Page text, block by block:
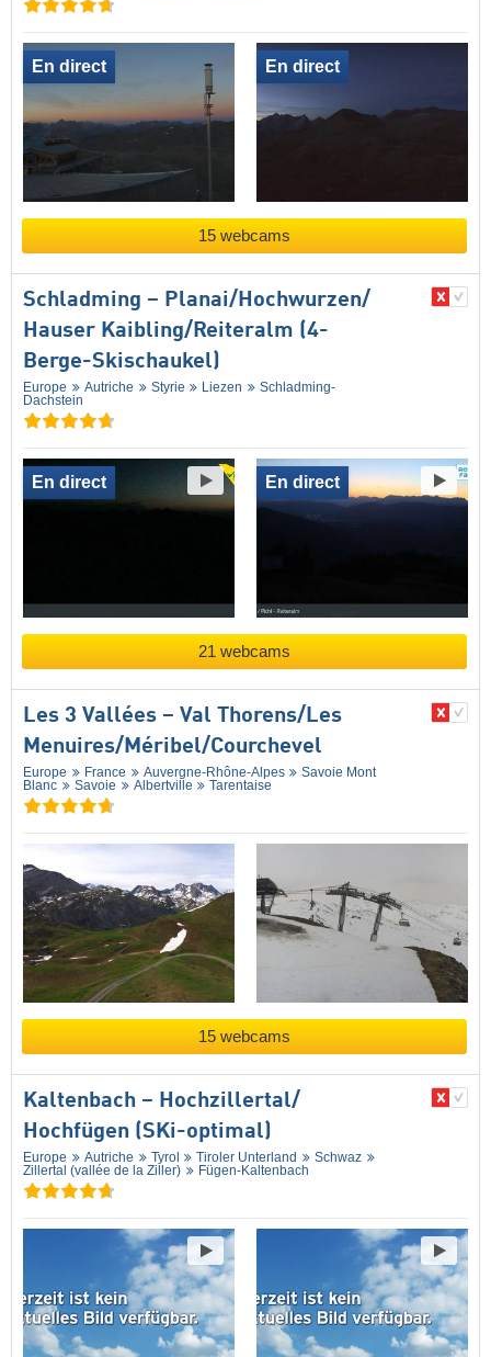
En direct En direct
15 webcams
Schladming – Planai/​Hochwurzen/​
Hauser Kaibling/​Reiteralm (4-
Berge-Skischaukel)
Europe Autriche Styrie Liezen
Schladming-
Dachstein
En direct En direct
21 webcams
Les 3 Vallées – Val Thorens/​Les
Menuires/​Méribel/​Courchevel
Europe France Auvergne-Rhône-Alpes
Savoie Mont
Blanc
Savoie Albertville Tarentaise
15 webcams
Kaltenbach – Hochzillertal/​
Hochfügen (SKi-optimal)
Europe Autriche Tyrol Tiroler Unterland
Schwaz
Zillertal (vallée de la Ziller)
Fügen-Kaltenbach